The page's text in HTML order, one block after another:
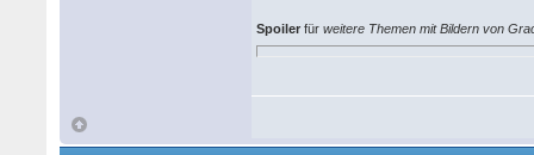
Spoiler fürweitere Themen mit Bildern von